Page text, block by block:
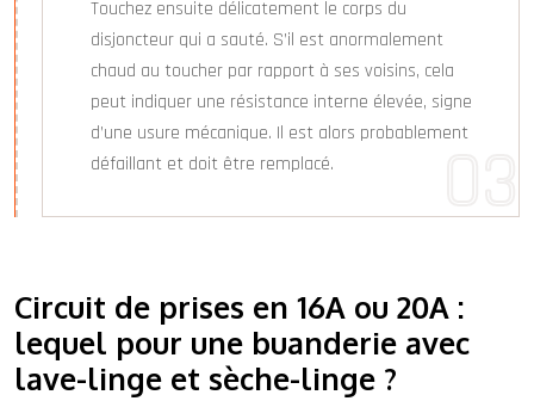
Touchez ensuite délicatement le corps du
disjoncteur qui a sauté. S’il est anormalement
chaud au toucher par rapport à ses voisins, cela
peut indiquer une résistance interne élevée, signe
d’une usure mécanique. Il est alors probablement
défaillant et doit être remplacé.
Circuit de prises en 16A ou 20A :
lequel pour une buanderie avec
lave-linge et sèche-linge ?